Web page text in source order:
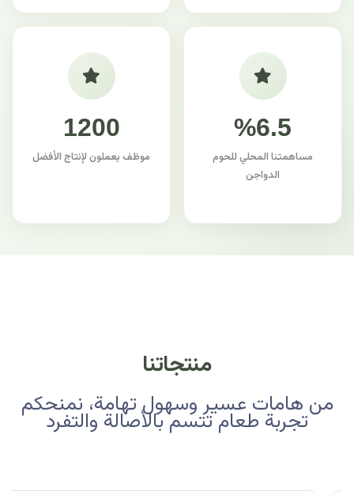
%6.5
مساهمتنا المحلي للحوم
الدواجن
1200
موظف يعملون لإنتاج الأفضل
منتجاتنا
من هامات عسير وسهول تهامة، نمنحكم
تجربة طعام تتسم بالأصالة والتفرد